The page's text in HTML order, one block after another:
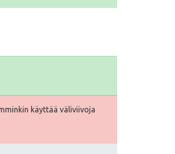
käyttää väliviivoja